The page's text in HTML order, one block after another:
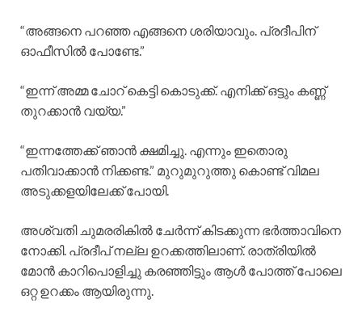
“അങ്ങനെ പറഞ്ഞ എങ്ങനെ ശരിയാവും. പ്രദീപിന്
ഓഫീസിൽ പോണ്ടേ.”
“ഇന്ന് അമ്മ ചോറ് കെട്ടി കൊടുക്ക്. എനിക്ക് ഒട്ടും കണ്ണ്
തുറക്കാൻ വയ്യ.”
“ഇന്നത്തേക്ക് ഞാൻ ക്ഷമിച്ചു. എന്നും ഇതൊരു
പതിവാക്കാൻ നിക്കണ്ട.” മുറുമുറുത്തു കൊണ്ട് വിമല
അടുക്കളയിലേക്ക് പോയി.
അശ്വതി ചുമരരികിൽ ചേർന്ന് കിടക്കുന്ന ഭർത്താവിനെ
നോക്കി. പ്രദീപ് നല്ല ഉറക്കത്തിലാണ്. രാത്രിയിൽ
മോൻ കാറിപൊളിച്ചു കരഞ്ഞിട്ടും ആൾ പോത്ത് പോലെ
ഒറ്റ ഉറക്കം ആയിരുന്നു.